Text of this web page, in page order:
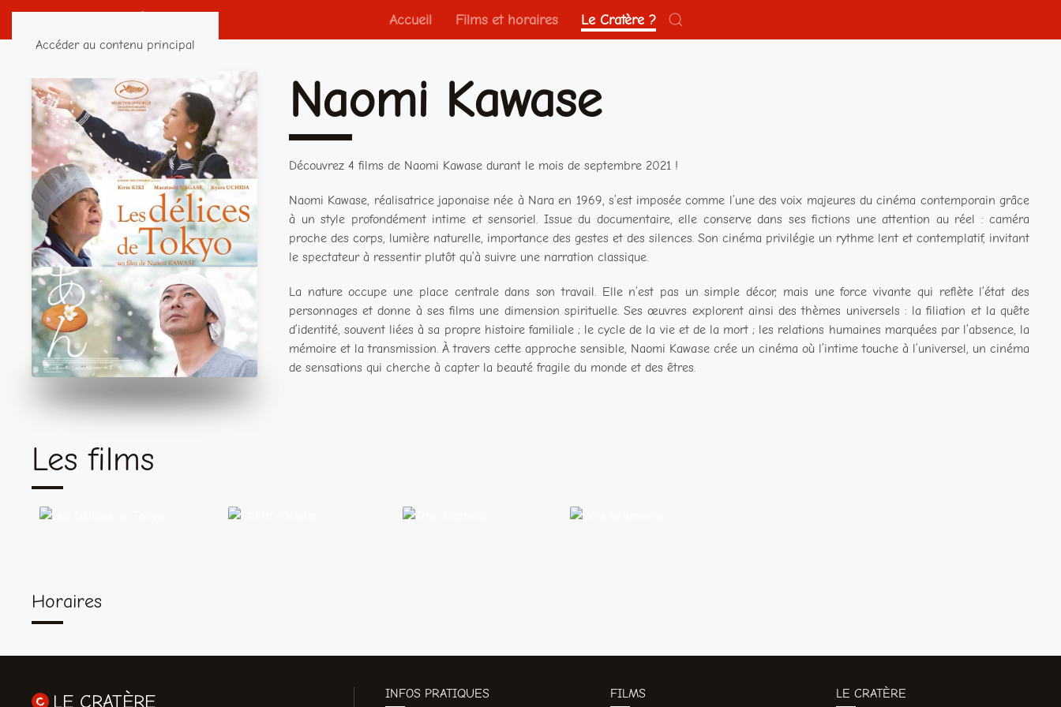
Accéder au contenu principal
Accueil Films et horaires Le Cratère ?
Naomi Kawase
Découvrez 4 films de Naomi Kawase durant le mois de septembre 2021 !
Naomi Kawase, réalisatrice japonaise née à Nara en 1969, s’est imposée comme l’une des voix majeures du cinéma contemporain grâce
à un style profondément intime et sensoriel. Issue du documentaire, elle conserve dans ses fictions une attention au réel : caméra
proche des corps, lumière naturelle, importance des gestes et des silences. Son cinéma privilégie un rythme lent et contemplatif, invitant
le spectateur à ressentir plutôt qu’à suivre une narration classique.
La nature occupe une place centrale dans son travail. Elle n’est pas un simple décor, mais une force vivante qui reflète l’état des
personnages et donne à ses films une dimension spirituelle. Ses œuvres explorent ainsi des thèmes universels : la filiation et la quête
d’identité, souvent liées à sa propre histoire familiale ; le cycle de la vie et de la mort ; les relations humaines marquées par l’absence, la
mémoire et la transmission. À travers cette approche sensible, Naomi Kawase crée un cinéma où l’intime touche à l’universel, un cinéma
de sensations qui cherche à capter la beauté fragile du monde et des êtres.
Les films
Horaires
LE CRATÈRE INFOS PRATIQUES FILMS LE CRATÈRE